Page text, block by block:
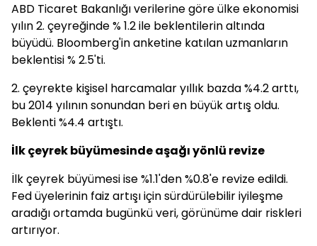
ABD Ticaret Bakanlığı verilerine göre ülke ekonomisi
yılın 2. çeyreğinde % 1.2 ile beklentilerin altında
büyüdü. Bloomberg'in anketine katılan uzmanların
beklentisi % 2.5'ti.
2. çeyrekte kişisel harcamalar yıllık bazda %4.2 arttı,
bu 2014 yılının sonundan beri en büyük artış oldu.
Beklenti %4.4 artıştı.
İlk çeyrek büyümesinde aşağı yönlü revize
İlk çeyrek büyümesi ise %1.1'den %0.8'e revize edildi.
Fed üyelerinin faiz artışı için sürdürülebilir iyileşme
aradığı ortamda bugünkü veri, görünüme dair riskleri
artırıyor.